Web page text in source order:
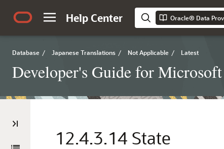
Help Center Oracle® Data
Database / Japanese Translations / Not Applicable / Latest
Developer's Guide for
12.4.3.14 State